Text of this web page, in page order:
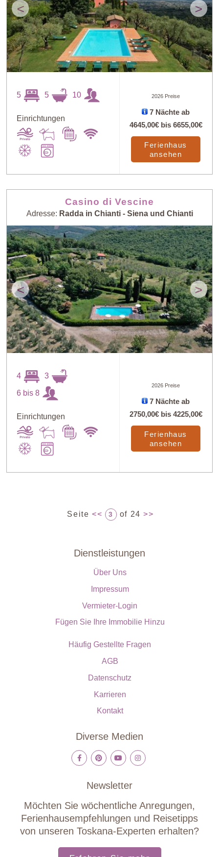
< >
5 5 10
Einrichtungen
2026 Preise
7 Nächte ab
4645,00€bis 6655,00€
Ferienhaus
ansehen
Casino di Vescine
Adresse: Radda in Chianti - Siena und Chianti
< >
4 3
6 bis 8
Einrichtungen
2026 Preise
7 Nächte ab
2750,00€bis 4225,00€
Ferienhaus
ansehen
Seite << 3 of 24 >>
Dienstleistungen
Über Uns
Impressum
Vermieter-Login
Fügen Sie Ihre Immobilie Hinzu
Häufig Gestellte Fragen
AGB
Datenschutz
Karrieren
Kontakt
Diverse Medien
Newsletter
Möchten Sie wöchentliche Anregungen,
Ferienhausempfehlungen und Reisetipps
von unseren Toskana-Experten erhalten?